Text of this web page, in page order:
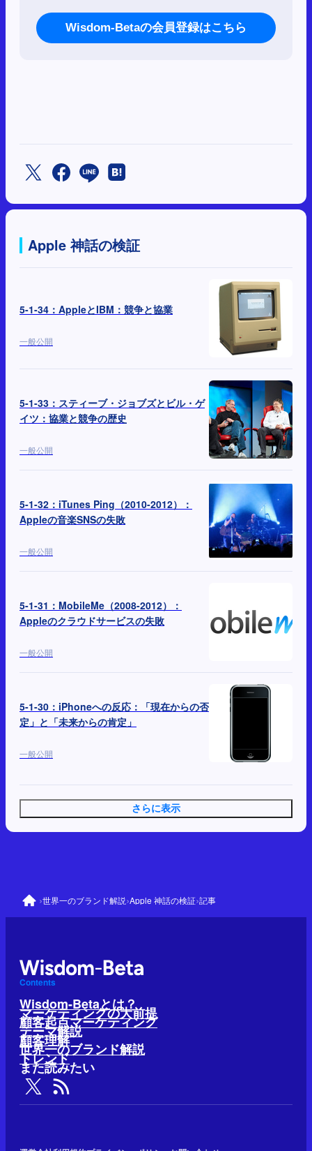
Wisdom-Betaの会員登録はこちら
Apple 神話の検証
5-1-34：AppleとIBM：競争と協業
一般公開
5-1-33：スティーブ・ジョブズとビル・ゲ
イツ：協業と競争の歴史
一般公開
5-1-32：iTunes Ping（2010-2012）：
Appleの音楽SNSの失敗
一般公開
5-1-31：MobileMe（2008-2012）：
Appleのクラウドサービスの失敗
一般公開
5-1-30：iPhoneへの反応：「現在からの否
定」と「未来からの肯定」
一般公開
さらに表示
›世界一のブランド解説›Apple 神話の検証›記事
Contents
Wisdom-Betaとは？
マーケティングの大前提
顧客起点マーケティング
テーマ解説
顧客理解
世界一のブランド解説
トレンド
また読みたい